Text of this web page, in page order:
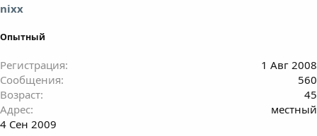
nixx
Опытный
Регистрация
1 Авг 2008
Сообщения
560
Возраст
45
Адрес
местный
4 Сен 2009